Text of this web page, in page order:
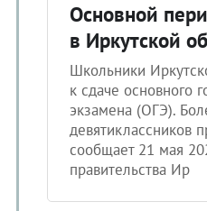
Основной
в Иркутской
Школьники
к сдаче основного
экзамена (ОГЭ).
девятиклассников
сообщает 21 мая
правительства Ир